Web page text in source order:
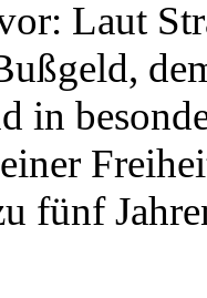
Laut
in
fünf